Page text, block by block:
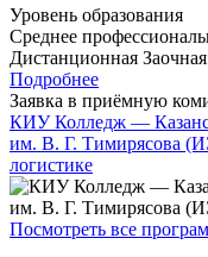
Уровень образования
Среднее
Дистанционная Заочная
Подробнее
Заявка в приёмную
КИУ Колледж —
им. В. Г. Тимирясова
логистике
Посмотреть все